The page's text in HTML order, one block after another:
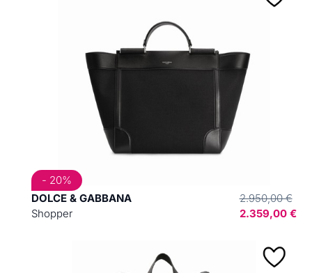
DOLCE & GABBANA
Shopper
2.950,00 €
2.359,00 €
- 20%